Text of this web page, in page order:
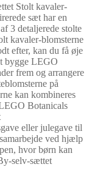
Stolt kavaler-
sæt har en
3 detaljerede stolte
kavaler-blomsterne
efter, kan du få øje
bygge LEGO
frem og arrangere
på
kan kombineres
Botanicals
eller julegave til
ved hjælp
hvor børn kan
selv-sættet